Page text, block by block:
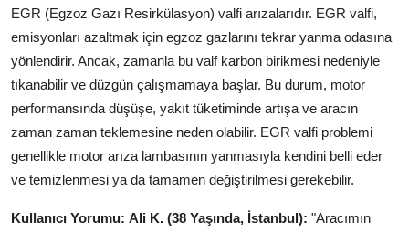
Şanzıman & Aktarma
Dizel Sistemler
Multimedya & Elektronik
EGR (Egzoz Gazı Resirkülasyon) valfi arızalarıdır. EGR valfi,
emisyonları azaltmak için egzoz gazlarını tekrar yanma odasına
yönlendirir. Ancak, zamanla bu valf karbon birikmesi nedeniyle
tıkanabilir ve düzgün çalışmamaya başlar. Bu durum, motor
performansında düşüşe, yakıt tüketiminde artışa ve aracın
zaman zaman teklemesine neden olabilir. EGR valfi problemi
genellikle motor arıza lambasının yanmasıyla kendini belli eder
ve temizlenmesi ya da tamamen değiştirilmesi gerekebilir.
Kullanıcı Yorumu: Ali K. (38 Yaşında, İstanbul): "Aracımın